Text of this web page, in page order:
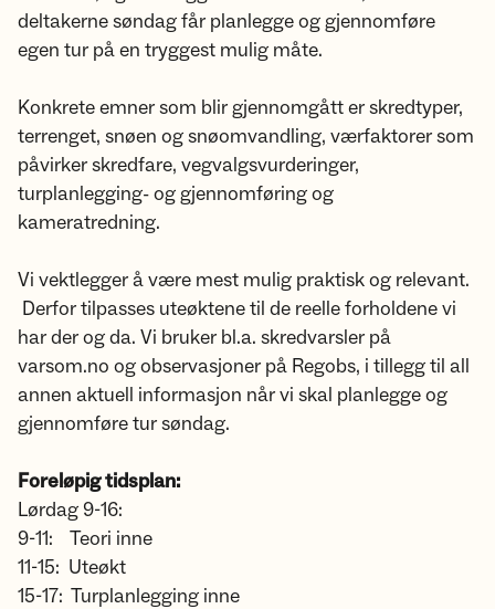
deltakerne søndag får planlegge og gjennomføre
egen tur på en tryggest mulig måte.
Konkrete emner som blir gjennomgått er skredtyper,
terrenget, snøen og snøomvandling, værfaktorer som
påvirker skredfare, vegvalgsvurderinger,
turplanlegging- og gjennomføring og
kameratredning.
Vi vektlegger å være mest mulig praktisk og relevant.
Derfor tilpasses uteøktene til de reelle forholdene vi
har der og da. Vi bruker bl.a. skredvarsler på
varsom.no og observasjoner på Regobs, i tillegg til all
annen aktuell informasjon når vi skal planlegge og
gjennomføre tur søndag.
Foreløpig tidsplan:
Lørdag 9-16:
9-11: Teori inne
11-15: Uteøkt
15-17: Turplanlegging inne